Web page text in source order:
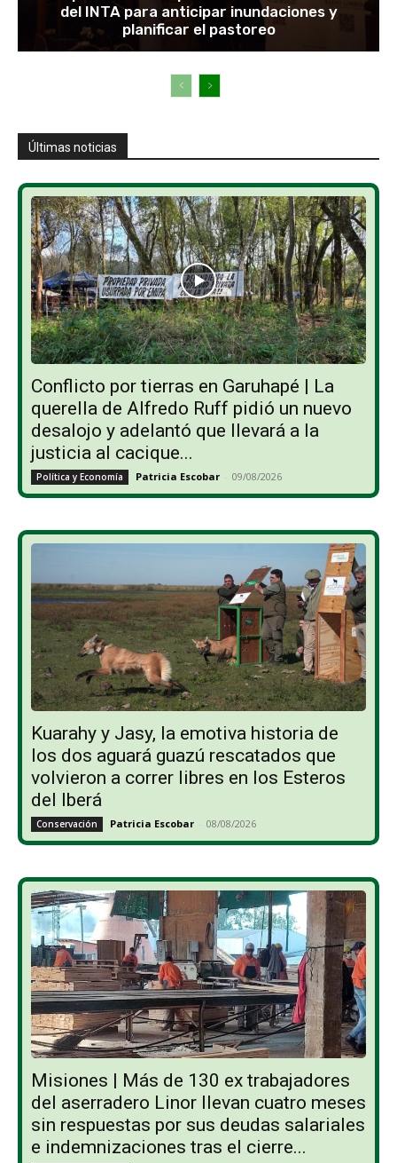
del INTA para anticipar inundaciones y
planificar el pastoreo
Últimas noticias
Conflicto por tierras en Garuhapé | La
querella de Alfredo Ruff pidió un nuevo
desalojo y adelantó que llevará a la
justicia al cacique...
Política y Economía Patricia Escobar - 09/08/2026
Kuarahy y Jasy, la emotiva historia de
los dos aguará guazú rescatados que
volvieron a correr libres en los Esteros
del Iberá
Conservación Patricia Escobar - 08/08/2026
Misiones | Más de 130 ex trabajadores
del aserradero Linor llevan cuatro meses
sin respuestas por sus deudas salariales
e indemnizaciones tras el cierre...